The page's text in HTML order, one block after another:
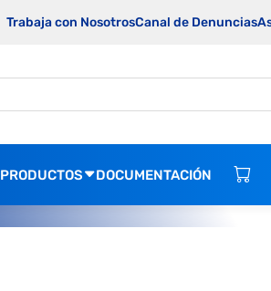
Trabaja con NosotrosCanal de Denuncias
PRODUCTOS DOCUMENTACIÓN